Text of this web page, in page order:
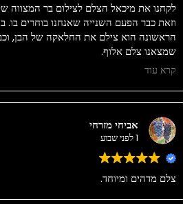
לקחנו את מיכאל הצלם לצילום בר המצווה
וזאת כבר הפעם השנייה שאנחנו בוחרים בו.
הראשונה הוא צילם את החלאקה של הבן,
שמצאנו צלם אלוף.
האיכות של התמונות פשוט מטורפת, כל
חדה, מרגשת ומקצועית. מיכאל נותן שירות
וטבעיים באירוע.
היה לנו חשוב שיהיה צלם שאפשר לסמוך
שוב הוכיח שעשינו את הבחירה הנכונה.
מכל הלב לכל מי שמחפש צלם לבר מצווה, צלם
וצלם מקצועי עם יחס אישי ותוצאות ברמה
קרא עוד
אביחי מזרחי
1 לפני שבוע
צלם מדהים ומיוחד.